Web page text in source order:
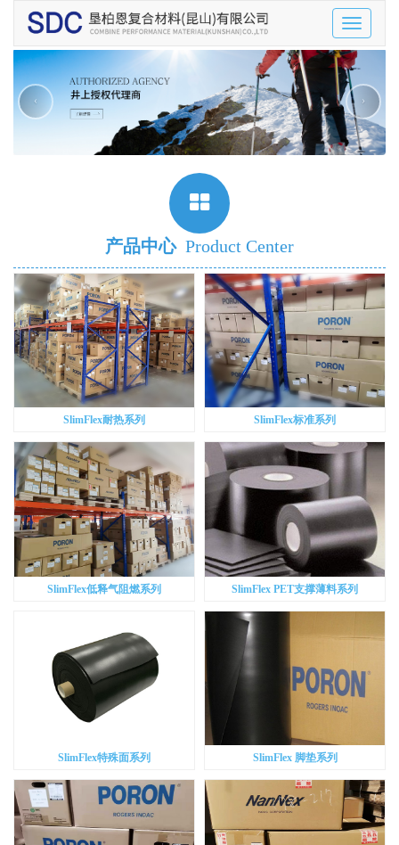
Toggle
‹ ›
产品中心 Product Center
SlimFlex耐热系列 SlimFlex标准系列
SlimFlex低释气阻燃系列 SlimFlex PET支撑薄料系列
SlimFlex特殊面系列 SlimFlex 脚垫系列